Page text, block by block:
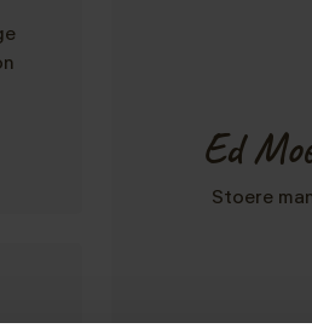
Ed
Stoere